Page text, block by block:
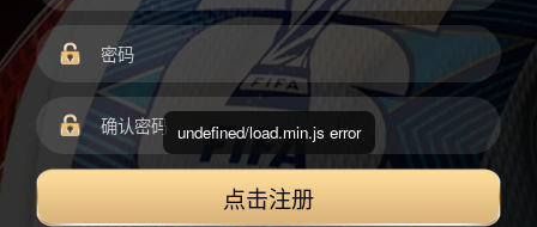
点击注册
undefined/load.min.js error